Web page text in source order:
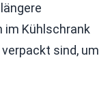
im Kühlschrank
sind, um